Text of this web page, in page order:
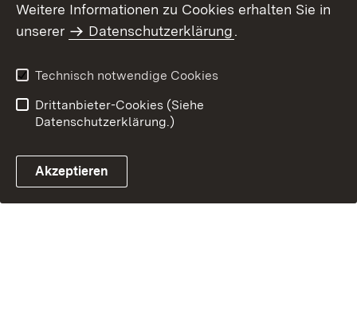
Weitere Informationen zu Cookies erhalten Sie in
unserer
Datenschutzerklärung.
Technisch notwendige Cookies
Drittanbieter-Cookies (Siehe
Datenschutzerklärung.)
Akzeptieren